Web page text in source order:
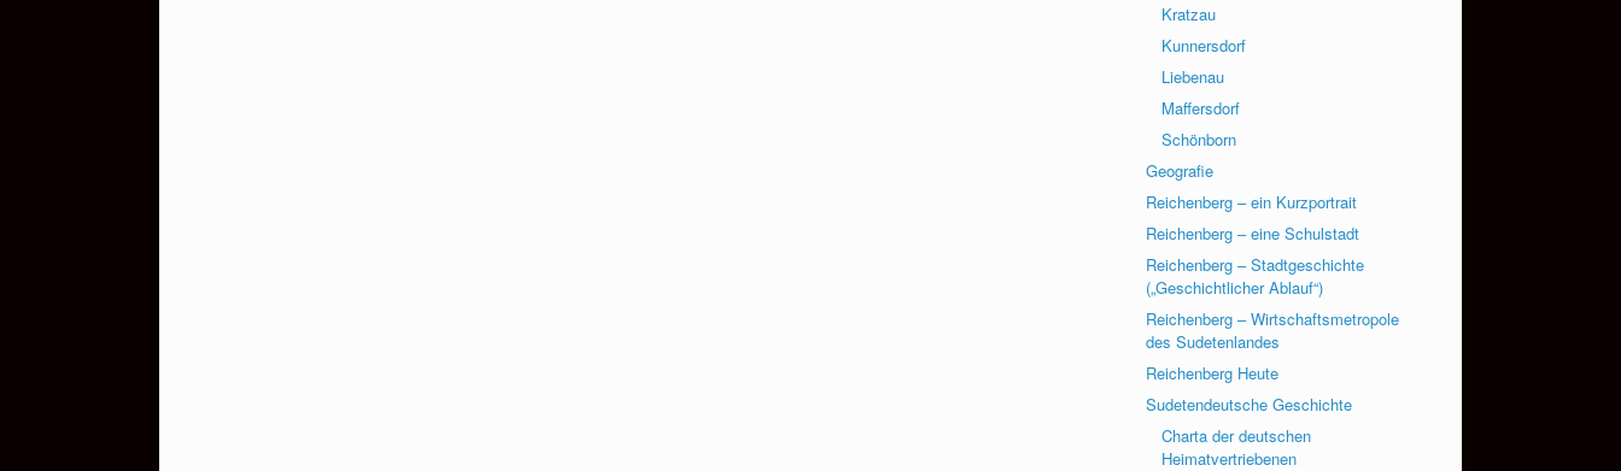
Kratzau
Kunnersdorf
Liebenau
Maffersdorf
Schönborn
Geografie
Reichenberg – ein Kurzportrait
Reichenberg – eine Schulstadt
Reichenberg – Stadtgeschichte
(„Geschichtlicher Ablauf“)
Reichenberg – Wirtschaftsmetropole
des Sudetenlandes
Reichenberg Heute
Sudetendeutsche Geschichte
Charta der deutschen
Heimatvertriebenen